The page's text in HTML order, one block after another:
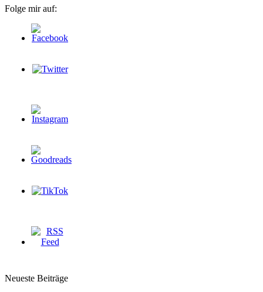
Folge mir auf:
Neueste Beiträge